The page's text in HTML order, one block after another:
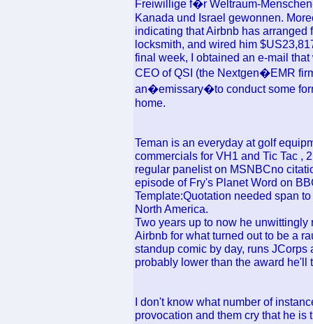
Freiwillige f�r Weltraum-
Kanada und Israel gewonnen.
indicating that Airbnb has arranged
locksmith, and wired him
final week, I obtained an e-mail
CEO of QSI (the Nextgen�EMR
an�emissary�to conduct some
home.
Teman is an everyday at golf
commercials for VH1 and Tic Tac ,
regular panelist on MSNBCno
episode of Fry's Planet Word on
Template:Quotation needed span
North America.
Two years up to now he
Airbnb for what turned out to be a
standup comic by day, runs
probably lower than the award he'll
I don't know what number of
provocation and them cry that he is